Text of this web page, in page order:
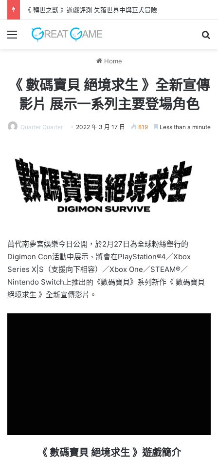
《 轉世之獸 》遊戲評測 失落世界中與巨犬冒險
Menu
Home
《 數碼寶貝 絕境求生 》全新宣傳
影片 展示一系列主要登場角色
Quarter Quarter 2022 年 3 月 17 日 819 Less than a minute
萬代南夢宮娛樂今日公開，於2月27日為全球粉絲舉行的
Digimon Con活動中展示、將會在PlayStation®4／Xbox
Series X|S （支援向下相容）／Xbox One／STEAM®／
Nintendo Switch上推出的 《數碼寶貝》系列新作《 數碼寶貝
絕境求生 》全新宣傳影片。
《 數碼寶貝 絕境求生 》遊戲簡介